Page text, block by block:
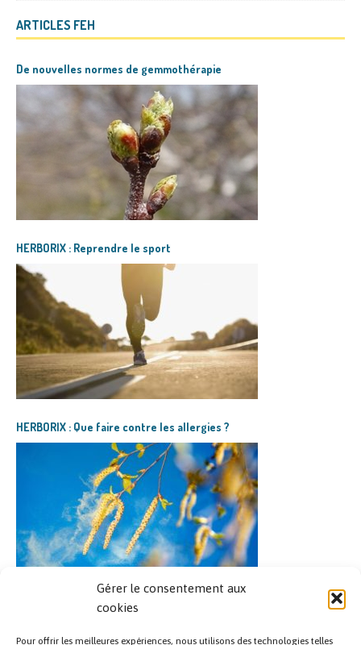
Gérer le consentement aux
cookies
Pour offrir les meilleures expériences, nous utilisons des technologies telles
ARTICLES FEH
De nouvelles normes de gemmothérapie
HERBORIX : Reprendre le sport
HERBORIX : Que faire contre les allergies ?
HERBORIX : La détoxification de l’organisme